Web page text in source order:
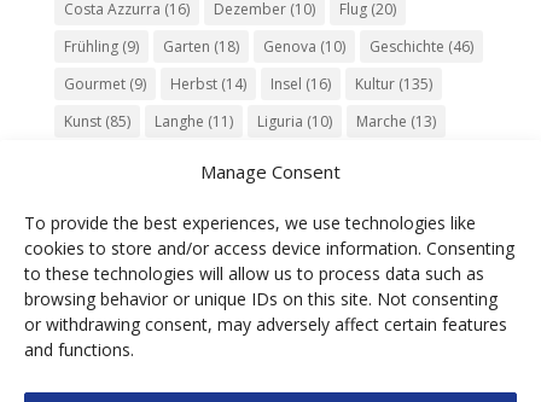
Manage Consent
To provide the best experiences, we use technologies like
cookies to store and/or access device information. Consenting
to these technologies will allow us to process data such as
browsing behavior or unique IDs on this site. Not consenting
or withdrawing consent, may adversely affect certain features
and functions.
Costa Azzurra (16) Dezember(10) Flug(20)
Frühling(9) Garten (18) Genova (10) Geschichte (46)
Gourmet(9) Herbst(14) Insel (16) Kultur(135)
Kunst(85) Langhe (11) Liguria (10) Marche (13)
Piemonte(15) Puglia(12) Religion(22) Roma(47)
Sardegna(20) September(9) Torino(12)
Tradition(26) Veneto(12) Verona(11) Wein(31)
Wine(30)